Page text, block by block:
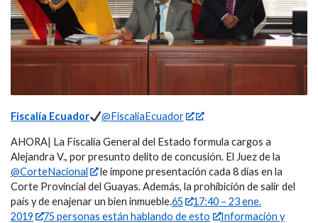
Fiscalía Ecuador @FiscaliaEcuador
AHORA| La Fiscalía General del Estado formula cargos a
Alejandra V., por presunto delito de concusión. El Juez de la
@CorteNacional
le impone presentación cada 8 días en la
Corte Provincial del Guayas. Además, la prohibición de salir del
país y de enajenar un bien inmueble.65
17:40 – 23 ene.
2019
75 personas están hablando de esto
Información y